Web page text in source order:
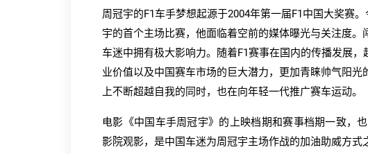
周冠宇的F1车手梦想起源于2004年第一届F1中国大奖赛
宇的首个主场比赛，他面临着空前的媒体曝光与关注度
车迷中拥有极大影响力。随着F1赛事在国内的传播发展
业价值以及中国赛车市场的巨大潜力，更加青睐帅气阳
上不断超越自我的同时，也在向年轻一代推广赛车运动。
电影《中国车手周冠宇》的上映档期和赛事档期一致，
影院观影，是中国车迷为周冠宇主场作战的加油助威方